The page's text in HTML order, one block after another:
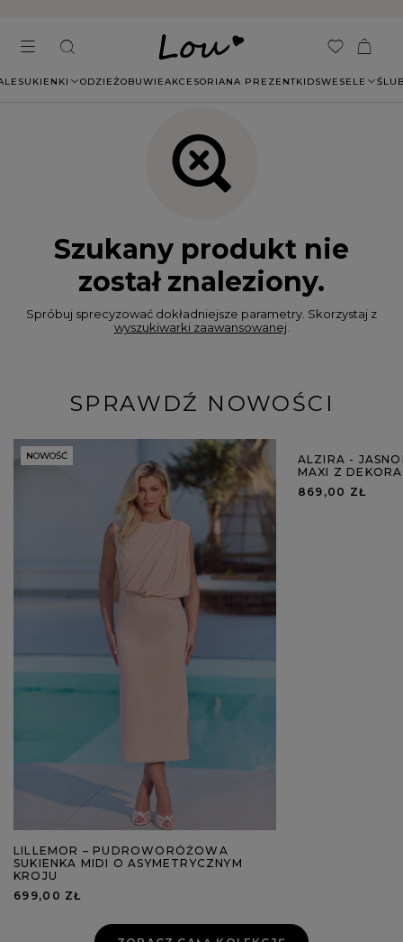
SUKIENKI ODZIEŻOBUWIEAKCESORIANA PREZENTKIDSWESELE
Szukany produkt nie
został znaleziony.
Spróbuj sprecyzować dokładniejsze parametry. Skorzystaj z
wyszukiwarki zaawansowanej.
SPRAWDŹ NOWOŚCI
NOWOŚĆ
LILLEMOR – PUDROWORÓŻOWA
SUKIENKA MIDI O ASYMETRYCZNYM
KROJU
699,00 ZŁ
NOWOŚĆ
ALZIRA -
MAXI Z
869,00 ZŁ